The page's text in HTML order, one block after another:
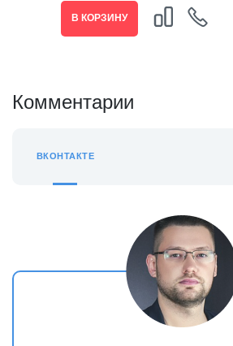
В КОРЗИНУ
Комментарии
ВКОНТАКТЕ